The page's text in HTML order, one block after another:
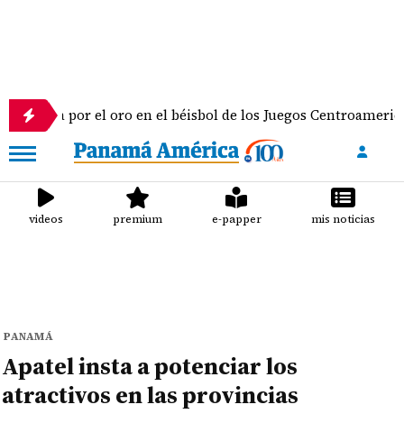
el oro en el béisbol de los Juegos Centroamericanos y del
videos premium e-papper mis noticias
PANAMÁ
Apatel insta a potenciar los
atractivos en las provincias